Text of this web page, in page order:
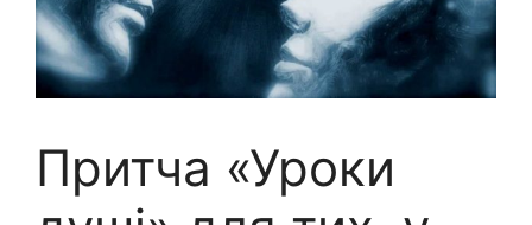
Притча «Уроки